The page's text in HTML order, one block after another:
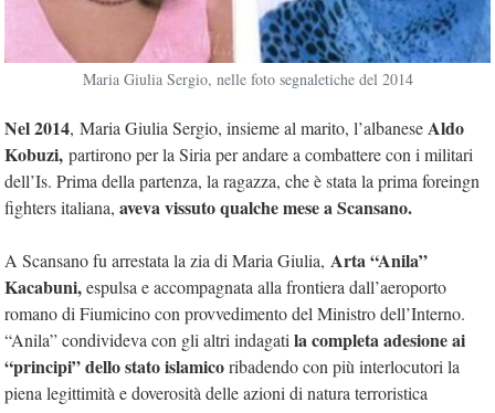
Maria Giulia Sergio, nelle foto segnaletiche del 2014
Nel 2014, Maria Giulia Sergio, insieme al marito, l’albaneseAldo
Kobuzi, partirono per la Siria per andare a combattere con i militari
dell’Is. Prima della partenza, la ragazza, che è stata la prima foreingn
fighters italiana, aveva vissuto qualche mese a Scansano.
A Scansano fu arrestata la zia di Maria Giulia, Arta “Anila”
Kacabuni,espulsa e accompagnata alla frontiera dall’aeroporto
romano di Fiumicino con provvedimento del Ministro dell’Interno.
“Anila” condivideva con gli altri indagati la completa adesione ai
“principi” dello stato islamicoribadendo con più interlocutori la
piena legittimità e doverosità delle azioni di natura terroristica